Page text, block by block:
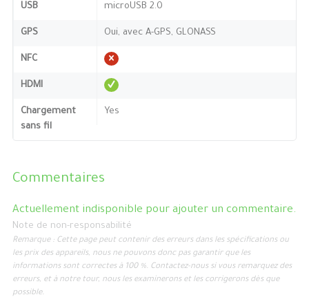
USB microUSB 2.0
GPS Oui, avec A-GPS, GLONASS
NFC
HDMI
Chargement
sans fil
Yes
Commentaires
Actuellement indisponible pour ajouter un commentaire.
Note de non-responsabilité
Remarque : Cette page peut contenir des erreurs dans les spécifications ou
les prix des appareils, nous ne pouvons donc pas garantir que les
informations sont correctes à 100 %. Contactez-nous si vous remarquez des
erreurs, et à notre tour, nous les examinerons et les corrigerons dès que
possible.